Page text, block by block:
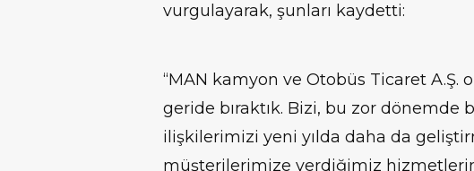
vurgulayarak, şunları kaydetti:
“MAN kamyon ve Otobüs Ticaret A.Ş.
geride bıraktık. Bizi, bu zor dönemde
ilişkilerimizi yeni yılda daha da
müşterilerimize verdiğimiz